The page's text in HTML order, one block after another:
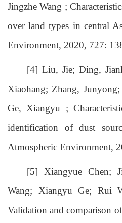
Jingzhe Wang ;
over land types in central
Environment, 2020, 727:
[4] Liu, Jie; Ding,
Xiaohang; Zhang,
Ge, Xiangyu ;
identification of dust
Atmospheric Environment,
[5] Xiangyue Chen;
Wang; Xiangyu Ge; Rui
Validation and comparison